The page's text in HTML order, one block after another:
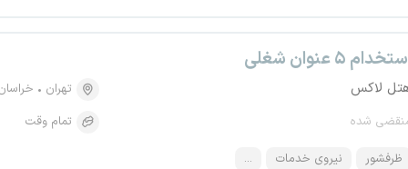
۵ عنوان شغلی
لاکس
شده
تهران
تمام وقت
ظرفشور نیروی خدمات ...